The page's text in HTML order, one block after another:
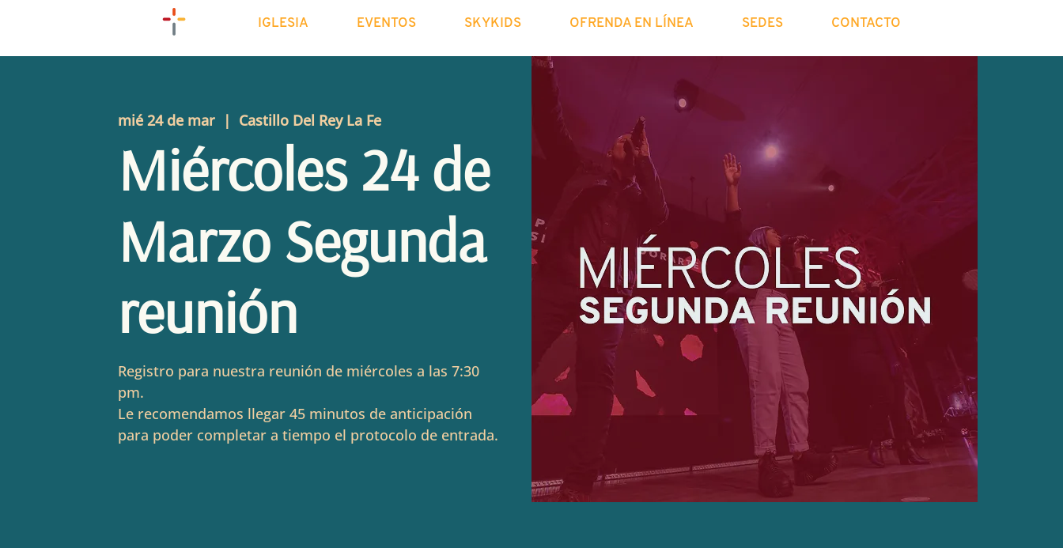
IGLESIA EVENTOS SKYKIDS OFRENDA EN LÍNEA SEDES CONTACTO
mié 24 de mar
  |
Castillo Del Rey La Fe
Miércoles 24 de
Marzo Segunda
reunión
Registro para nuestra reunión de miércoles a las 7:30
pm.
Le recomendamos llegar 45 minutos de anticipación
para poder completar a tiempo el protocolo de entrada.